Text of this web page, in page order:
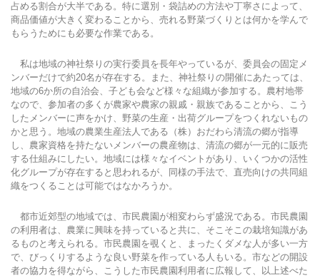
占める割合が大半である。特に選別・袋詰めの方法や丁寧さによって、
商品価値が大きく変わることから、売れる野菜づくりとは何かを学んで
もらうためにも必要な作業である。
私は地域の神社祭りの実行委員を長年やっているが、委員会の固定メ
ンバーだけで約20名が存在する。また、神社祭りの開催にあたっては、
地域の6か所の自治会、子ども会など様々な組織が参加する。農村地帯
なので、参加者の多くが農家や農家の親戚・親族であることから、こう
したメンバーに声をかけ、野菜の生産・出荷グループをつくれないもの
かと思う。地域の農業生産法人である（株）おだわら清流の郷が指導
し、農家資格を持たないメンバーの農産物は、清流の郷が一元的に販売
する仕組みにしたい。地域には様々なイベントがあり、いくつかの活性
化グループが存在すると思われるが、同様の手法で、直売向けの共同組
織をつくることは可能ではなかろうか。
都市近郊型の地域では、市民農園が相変わらず盛況である。市民農園
の利用者は、農業に興味を持っていると共に、そこそこの栽培知識があ
るものと考えられる。市民農園を覗くと、まったくダメな人が多い一方
で、びっくりするような良い野菜を作っている人もいる。市などの開設
者の協力を得ながら、こうした市民農園利用者に広報して、以上述べた